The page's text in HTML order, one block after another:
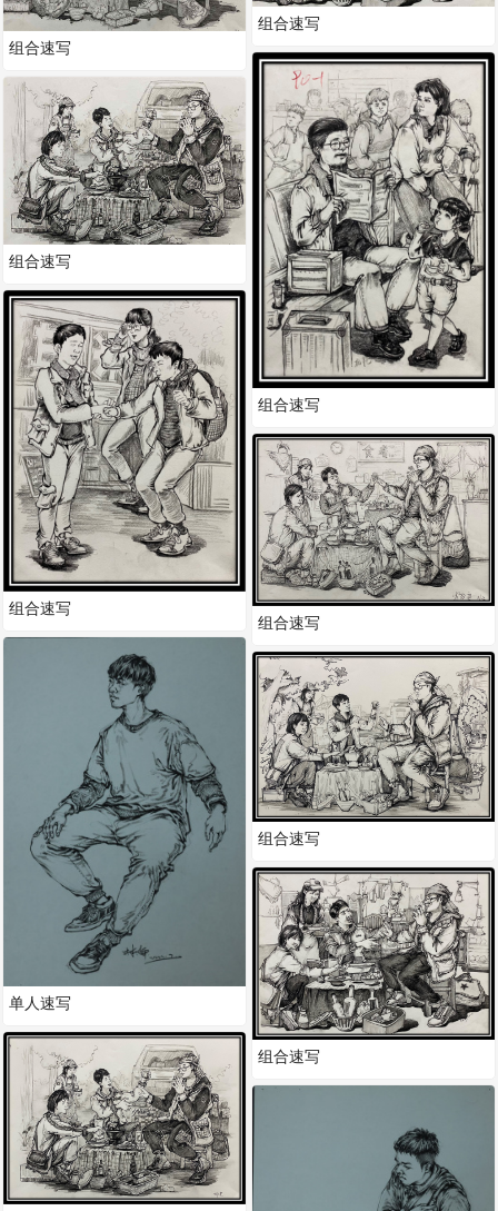
组合速写
组合速写
组合速写
单人速写
组合速写
组合速写
组合速写
组合速写
组合速写